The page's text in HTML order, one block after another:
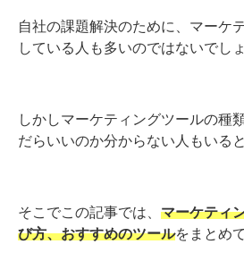
自社の課題解決のために、マーケ
している人も多いのではないでし
しかしマーケティングツールの種
だらいいのか分からない人もいる
そこでこの記事では、 マーケティ
び方、おすすめのツールをまとめ